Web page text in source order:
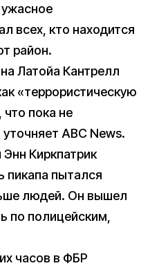
всех, кто находится
район.
Латойа Кантрелл
«террористическую
что пока не
ABC News.
Киркпатрик
пикапа пытался
людей. Он вышел
по полицейским,
часов в ФБР